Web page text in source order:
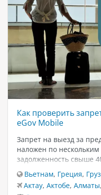
Как проверить
eGov Mobile
Запрет на выезд за
наложен по
задолженность свыше
месяцев. Чтобы
границы, важно
Вьетнам, Греция,
Актау, Актобе, Алматы,